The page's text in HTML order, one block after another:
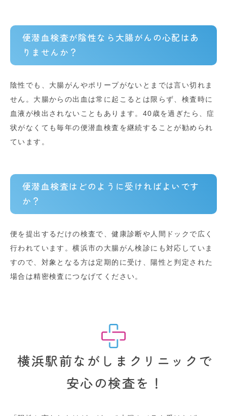
便潜血検査が陰性なら大腸がんの心配はあ
りませんか？
陰性でも、大腸がんやポリープがないとまでは言い切れま
せん。大腸からの出血は常に起こるとは限らず、検査時に
血液が検出されないこともあります。40歳を過ぎたら、症
状がなくても毎年の便潜血検査を継続することが勧められ
ています。
便潜血検査はどのように受ければよいです
か？
便を提出するだけの検査で、健康診断や人間ドックで広く
行われています。横浜市の大腸がん検診にも対応していま
すので、対象となる方は定期的に受け、陽性と判定された
場合は精密検査につなげてください。
横浜駅前ながしまクリニックで
安心の検査を！